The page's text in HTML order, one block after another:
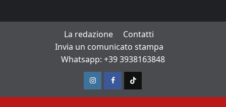
La redazione
Contatti
Invia un comunicato stampa
Whatsapp: +39 3938163848
InstagramFacebook
TikTok